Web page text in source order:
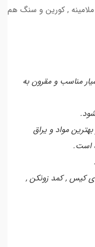
, کورین و سنگ هم
مناسب و مقرون به
مواد و یراق
است.
کیس , کمد زونکن ,